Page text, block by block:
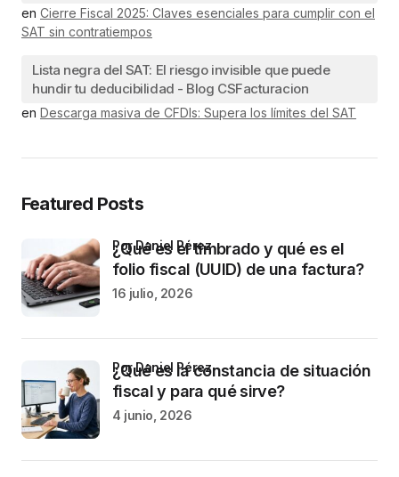
en Cierre Fiscal 2025: Claves esenciales para cumplir con el
SAT sin contratiempos
Lista negra del SAT: El riesgo invisible que puede
hundir tu deducibilidad - Blog CSFacturacion
en Descarga masiva de CFDIs: Supera los límites del SAT
Featured Posts
¿Qué es el timbrado y qué es el
folio fiscal (UUID) de una factura?
por Daniel Pérez
16 julio, 2026
¿Qué es la constancia de situación
fiscal y para qué sirve?
por Daniel Pérez
4 junio, 2026